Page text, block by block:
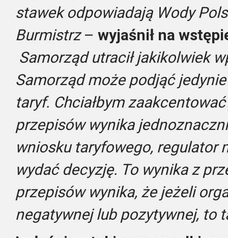
stawek odpowiadają Wody
Burmistrz– wyjaśnił na
Samorząd utracił jakikolwiek
Samorząd może podjąć
taryf. Chciałbym
przepisów wynika
wniosku taryfowego, regulator
wydać decyzję. To wynika z
przepisów wynika, że jeżeli
negatywnej lub pozytywnej, to